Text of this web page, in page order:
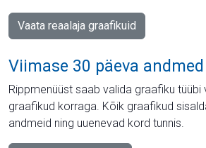
Vaata reaalaja graafikuid
Viimase 30 päeva andmed
Rippmenüüst saab valida graafiku tüübi
graafikud korraga. Kõik graafikud
andmeid ning uuenevad kord tunnis.